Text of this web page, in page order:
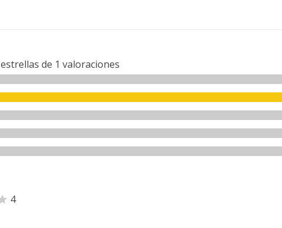
estrellas de 1 valoraciones
4